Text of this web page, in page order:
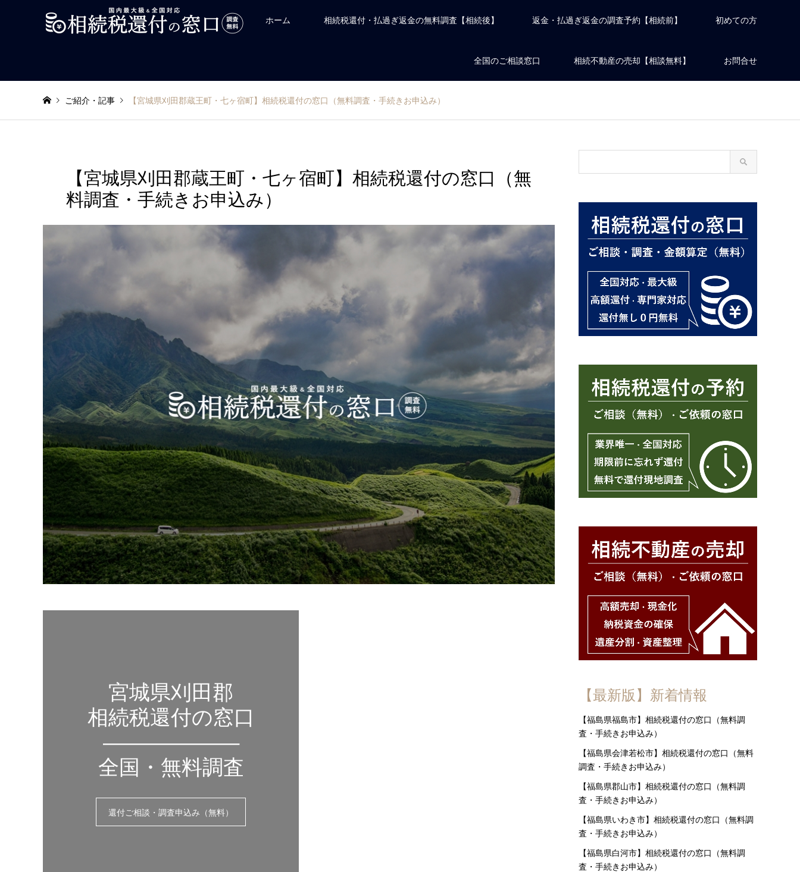
ホーム 相続税還付・払過ぎ返金の無料調査【相続後】 返金・払過ぎ返金の調査予約【相続前】 初めての方
全国のご相談窓口 相続不動産の売却【相談無料】 お問合せ
ご紹介・記事 【宮城県刈田郡蔵王町・七ヶ宿町】相続税還付の窓口（無料調査・手続きお申込み）
【宮城県刈田郡蔵王町・七ヶ宿町】相続税還付の窓口（無
料調査・手続きお申込み）
宮城県刈田郡
相続税還付の窓口
——————–
全国・無料調査
還付ご相談・調査申込み（無料）
【最新版】新着情報
【福島県福島市】相続税還付の窓口（無料調
査・手続きお申込み）
【福島県会津若松市】相続税還付の窓口（無料
調査・手続きお申込み）
【福島県郡山市】相続税還付の窓口（無料調
査・手続きお申込み）
【福島県いわき市】相続税還付の窓口（無料調
査・手続きお申込み）
【福島県白河市】相続税還付の窓口（無料調
査・手続きお申込み）